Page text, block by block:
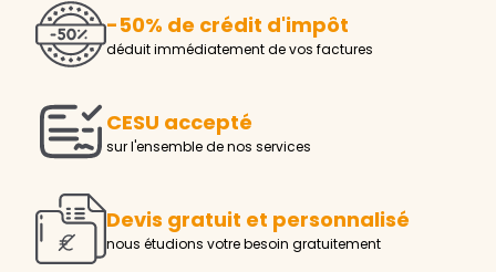
-50% de crédit d'impôt
déduit immédiatement de vos factures
CESU accepté
sur l'ensemble de nos services
Devis gratuit et personnalisé
nous étudions votre besoin gratuitement